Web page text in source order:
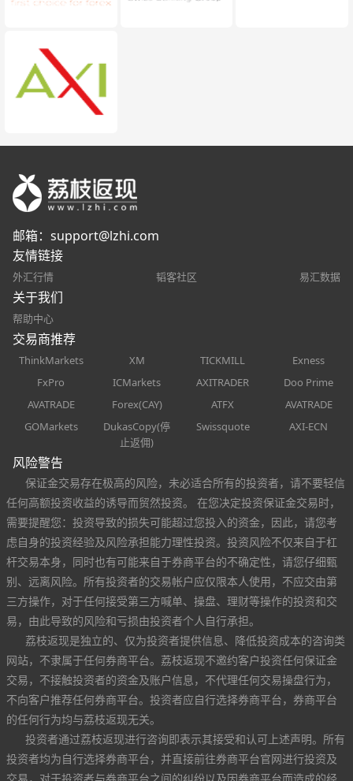
邮箱： support@lzhi.com
友情链接
外汇行情 韬客社区 易汇数据
关于我们
帮助中心
交易商推荐
ThinkMarkets XM TICKMILL
Exness
FxPro
ICMarkets AXITRADER
Doo Prime
AVATRADE
Forex(CAY) ATFX
AVATRADE
GOMarkets
DukasCopy(停
止返佣)
Swissquote AXI-ECN
风险警告
保证金交易存在极高的风险，未必适合所有的投资者，请不要轻信
任何高额投资收益的诱导而贸然投资。 在您决定投资保证金交易时，
需要提醒您：投资导致的损失可能超过您投入的资金，因此，请您考
虑自身的投资经验及风险承担能力理性投资。投资风险不仅来自于杠
杆交易本身，同时也有可能来自于券商平台的不确定性，请您仔细甄
别、远离风险。所有投资者的交易帐户应仅限本人使用，不应交由第
三方操作，对于任何接受第三方喊单、操盘、理财等操作的投资和交
易，由此导致的风险和亏损由投资者个人自行承担。
荔枝返现是独立的、仅为投资者提供信息、降低投资成本的咨询类
网站，不隶属于任何券商平台。荔枝返现不邀约客户投资任何保证金
交易，不接触投资者的资金及账户信息，不代理任何交易操盘行为，
不向客户推荐任何券商平台。投资者应自行选择券商平台，券商平台
的任何行为均与荔枝返现无关。
投资者通过荔枝返现进行咨询即表示其接受和认可上述声明。所有
投资者均为自行选择券商平台，并直接前往券商平台官网进行投资及
交易，对于投资者与券商平台之间的纠纷以及因券商平台而造成的经